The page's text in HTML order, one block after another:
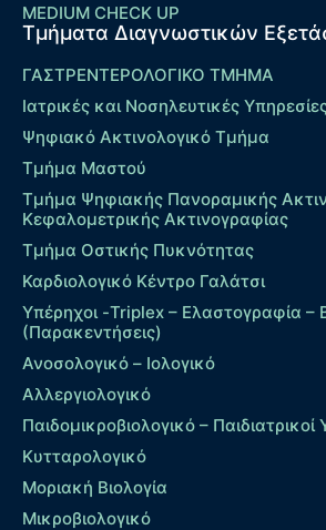
MEDIUM CHECK UP
Τμήματα Διαγνωστικών
ΓΑΣΤΡΕΝΤΕΡΟΛΟΓΙΚΟ ΤΜΗΜΑ
Ιατρικές και Νοσηλευτικές
Ψηφιακό Ακτινολογικό Τμήμα
Τμήμα Μαστού
Τμήμα Ψηφιακής Πανοραμικής
Κεφαλομετρικής Ακτινογραφίας
Τμήμα Οστικής Πυκνότητας
Καρδιολογικό Κέντρο Γαλάτσι
Υπέρηχοι -Triplex – Eλαστογραφία –
(Παρακεντήσεις)
Ανοσολογικό – Ιολογικό
Αλλεργιολογικό
Παιδομικροβιολογικό – Παιδιατρικοί
Κυτταρολογικό
Μοριακή Βιολογία
Μικροβιολογικό